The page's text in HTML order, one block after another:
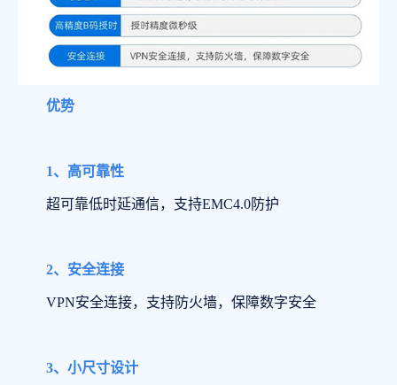
优势
1、高可靠性
超可靠低时延通信，支持EMC4.0防护
2、安全连接
VPN安全连接，支持防火墙，保障数字安全
3、小尺寸设计